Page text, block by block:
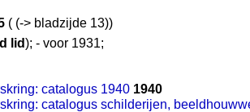
( (-> bladzijde 13))
lid); - voor 1931;
catalogus 1940 1940
catalogus schilderijen,